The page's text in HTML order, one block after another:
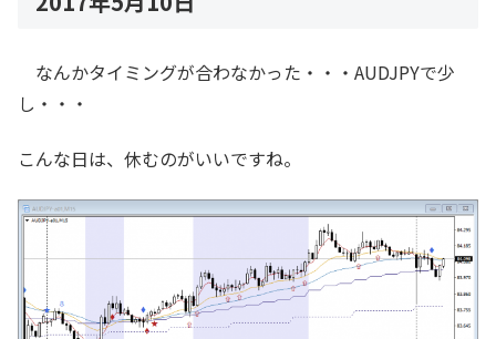
なんかタイミングが合わなかった・・・AUDJPYで少
し・・・
こんな日は、休むのがいいですね。